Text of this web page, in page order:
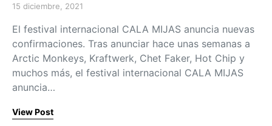
Posted on
15 diciembre, 2021
El festival internacional CALA MIJAS anuncia nuevas
confirmaciones. Tras anunciar hace unas semanas a
Arctic Monkeys, Kraftwerk, Chet Faker, Hot Chip y
muchos más, el festival internacional CALA MIJAS
anuncia…
View Post